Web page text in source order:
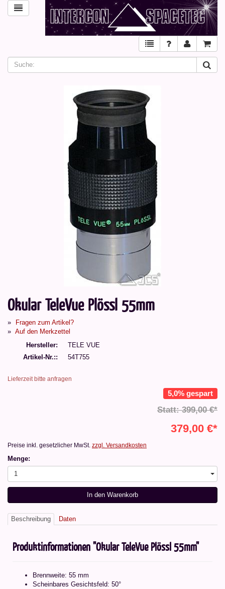
Okular TeleVue Plössl 55mm
Fragen zum Artikel?
Auf den Merkzettel
Hersteller
TELE VUE
Artikel-Nr.:
54T755
Lieferzeit bitte anfragen
5,0% gespart
Statt: 399,00 €*
379,00 €*
Preise inkl. gesetzlicher MwSt. zzgl. Versandkosten
Menge:
1
In den Warenkorb
Beschreibung Daten
Produktinformationen "Okular TeleVue Plössl 55mm"
Brennweite: 55 mm
Scheinbares Gesichtsfeld: 50°